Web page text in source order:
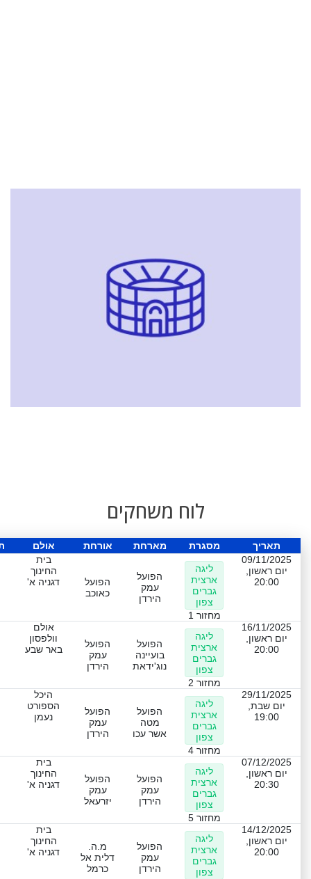
לוח משחקים
תאריך מסגרת מארחת אורחת אולם
09/11/2025
יום ראשון,
20:00
ליגה
ארצית
גברים
צפון
מחזור 1
הפועל
עמק
הירדן
הפועל
כאוכב
בית
החינוך
דגניה א'
16/11/2025
יום ראשון,
20:00
ליגה
ארצית
גברים
צפון
מחזור 2
הפועל
בועיינה
נוג'ידאת
הפועל
עמק
הירדן
אולם
וולפסון
באר שבע
29/11/2025
יום שבת,
19:00
ליגה
ארצית
גברים
צפון
מחזור 4
הפועל
מטה
אשר עכו
הפועל
עמק
הירדן
היכל
הספורט
נעמן
07/12/2025
יום ראשון,
20:30
ליגה
ארצית
גברים
צפון
מחזור 5
הפועל
עמק
הירדן
הפועל
עמק
יזרעאל
בית
החינוך
דגניה א'
14/12/2025
יום ראשון,
20:00
ליגה
ארצית
גברים
צפון
הפועל
עמק
הירדן
מ.ה.
דלית אל
כרמל
בית
החינוך
דגניה א'